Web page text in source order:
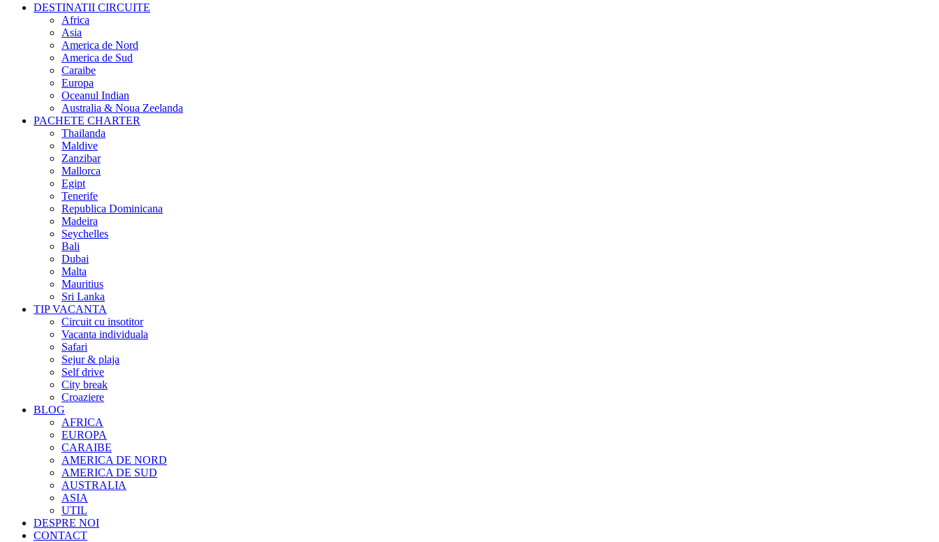
DESTINATII CIRCUITE
Africa
Asia
America de Nord
America de Sud
Caraibe
Europa
Oceanul Indian
Australia & Noua Zeelanda
PACHETE CHARTER
Thailanda
Maldive
Zanzibar
Mallorca
Egipt
Tenerife
Republica Dominicana
Madeira
Seychelles
Bali
Dubai
Malta
Mauritius
Sri Lanka
TIP VACANTA
Circuit cu insotitor
Vacanta individuala
Safari
Sejur & plaja
Self drive
City break
Croaziere
BLOG
AFRICA
EUROPA
CARAIBE
AMERICA DE NORD
AMERICA DE SUD
AUSTRALIA
ASIA
UTIL
DESPRE NOI
CONTACT